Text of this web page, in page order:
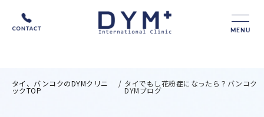
MENU
タイ、バンコクのDYMクリニ
ックTOP
/ タイでもし花粉症になったら？バンコク
DYMブログ